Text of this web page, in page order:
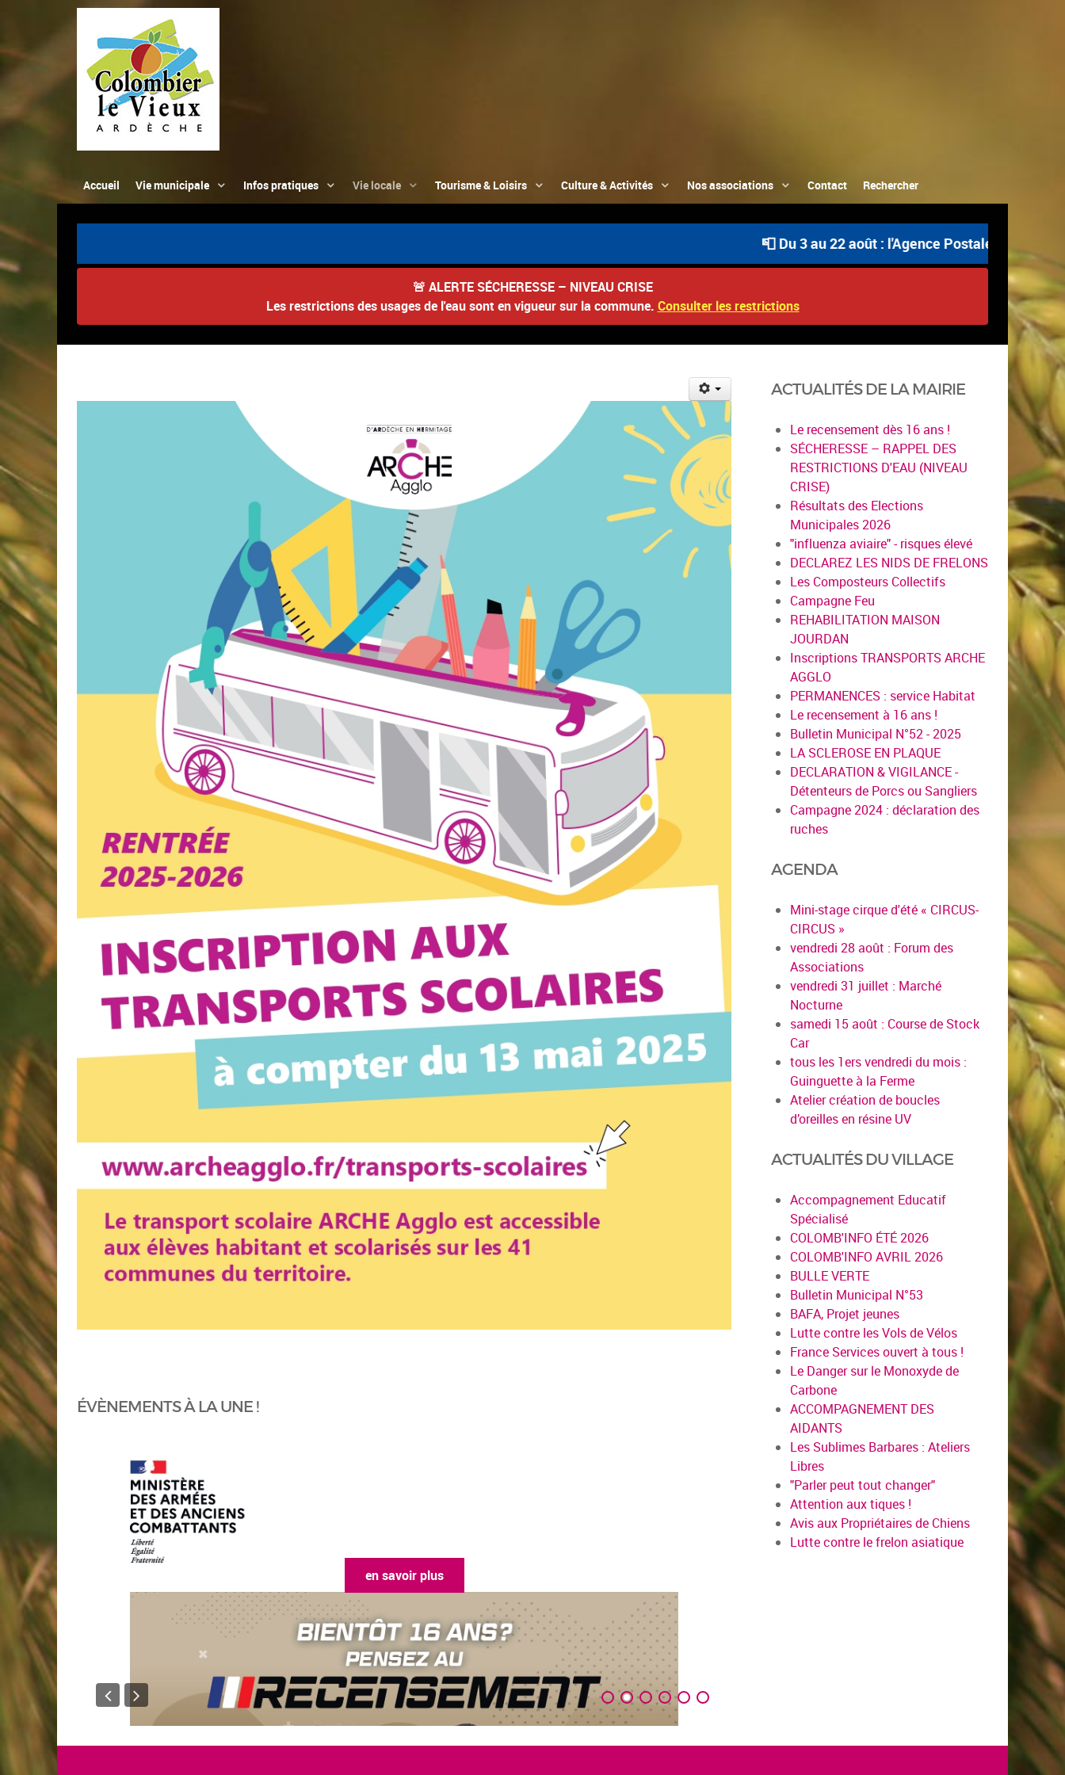
Accueil Vie municipale Infos pratiques Vie locale Tourisme & Loisirs Culture & Activités Nos associations Contact Rechercher
📮 Du 3 au 22 août : l'Agence Postale Communale
🚨 ALERTE SÉCHERESSE – NIVEAU CRISE
Les restrictions des usages de l'eau sont en vigueur sur la commune. Consulter les restrictions
ÉVÈNEMENTS À LA UNE !
ACTUALITÉS DE LA MAIRIE
Le recensement dès 16 ans !
SÉCHERESSE – RAPPEL DES
RESTRICTIONS D'EAU (NIVEAU
CRISE)
Résultats des Elections
Municipales 2026
"influenza aviaire" - risques élevé
DECLAREZ LES NIDS DE FRELONS
Les Composteurs Collectifs
Campagne Feu
REHABILITATION MAISON
JOURDAN
Inscriptions TRANSPORTS ARCHE
AGGLO
PERMANENCES : service Habitat
Le recensement à 16 ans !
Bulletin Municipal N°52 - 2025
LA SCLEROSE EN PLAQUE
DECLARATION & VIGILANCE -
Détenteurs de Porcs ou Sangliers
Campagne 2024 : déclaration des
ruches
AGENDA
Mini-stage cirque d'été « CIRCUS-
CIRCUS »
vendredi 28 août : Forum des
Associations
vendredi 31 juillet : Marché
Nocturne
samedi 15 août : Course de Stock
Car
tous les 1ers vendredi du mois :
Guinguette à la Ferme
Atelier création de boucles
d’oreilles en résine UV
ACTUALITÉS DU VILLAGE
Accompagnement Educatif
Spécialisé
COLOMB'INFO ÉTÉ 2026
COLOMB'INFO AVRIL 2026
BULLE VERTE
Bulletin Municipal N°53
BAFA, Projet jeunes
Lutte contre les Vols de Vélos
France Services ouvert à tous !
Le Danger sur le Monoxyde de
Carbone
ACCOMPAGNEMENT DES
AIDANTS
Les Sublimes Barbares : Ateliers
Libres
"Parler peut tout changer"
Attention aux tiques !
Avis aux Propriétaires de Chiens
Lutte contre le frelon asiatique